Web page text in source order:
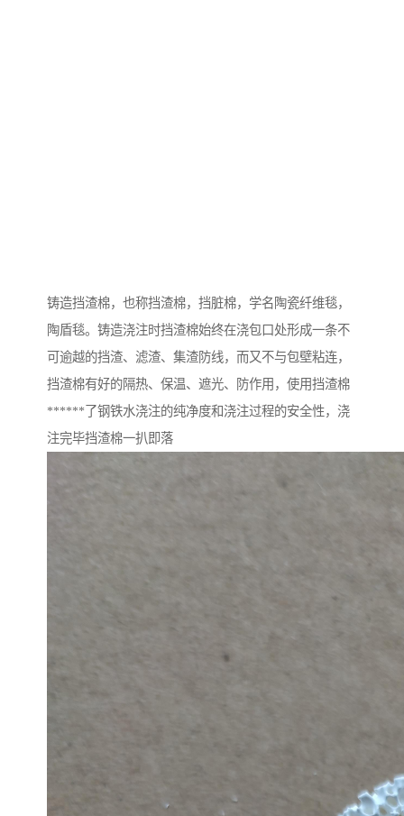
铸造挡渣棉，也称挡渣棉，挡脏棉，学名陶瓷纤维毯，
陶盾毯。铸造浇注时挡渣棉始终在浇包口处形成一条不
可逾越的挡渣、滤渣、集渣防线，而又不与包壁粘连，
挡渣棉有好的隔热、保温、遮光、防作用，使用挡渣棉
******了钢铁水浇注的纯净度和浇注过程的安全性，浇
注完毕挡渣棉一扒即落